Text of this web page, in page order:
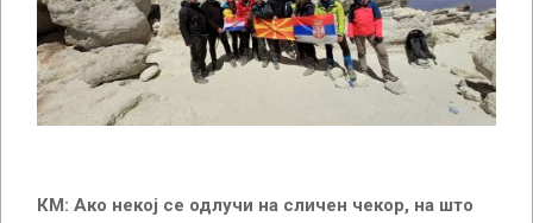
КМ: Ако некој се одлучи на сличен чекор, на што